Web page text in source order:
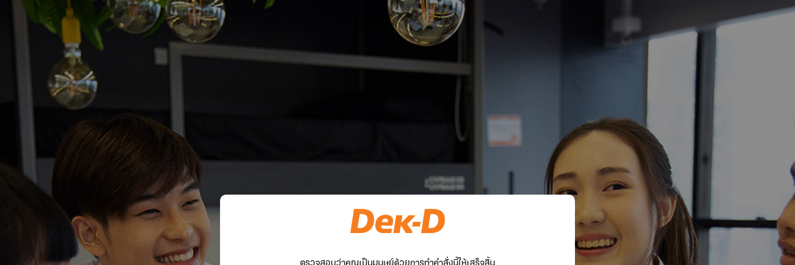
ตรวจสอบว่าคุณเป็นมนุษย์ด้วยการทำคำสั่งนี้ให้เสร็จสิ้น